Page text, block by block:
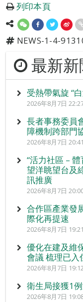
列印本頁
NEWS-1-4-
最新新
受熱帶氣旋 “
2026年8月7日
長者事務委員
障機制跨部門
2026年8月7日 20:41
“活力社區 –
望洋眺望台及
訊推廣
2026年8月7日
合作區產業發
際化再提速
2026年8月7日 19:21
優化在建及維
會議 梳理已入
2026年8月7日
衛生局接獲1
2026年8月7日